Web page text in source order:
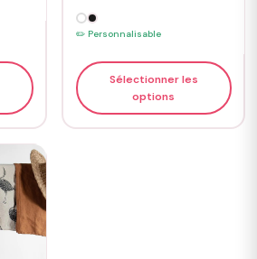
✏️ Personnalisable
Sélectionner les
options